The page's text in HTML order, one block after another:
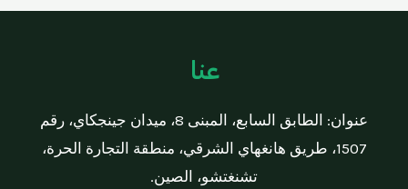
t
o
5
عنا
عنوان: الطابق السابع، المبنى 8، ميدان جينجكاي، رقم
1507، طريق هانغهاي الشرقي، منطقة التجارة الحرة،
تشنغتشو، الصين.